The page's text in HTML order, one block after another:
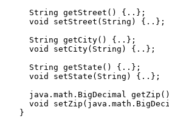
     String getStreet() {..};
     void setStreet(String) {..};
     String getCity() {..};
     void setCity(String) {..};
     String getState() {..};
     void setState(String) {..};
java.math.BigDecimal
void
   }